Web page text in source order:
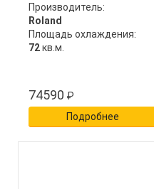
Производитель:
Roland
Площадь охлаждения:
72кв.м.
74590 ₽
Подробнее